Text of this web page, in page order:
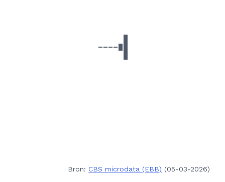
Bron: CBS microdata (EBB) (05-03-2026)